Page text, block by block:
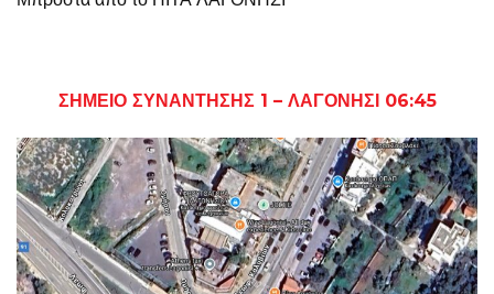
ΣΗΜΕΙΟ ΣΥΝΑΝΤΗΣΗΣ 1 – ΛΑΓΟΝΗΣΙ 06:45